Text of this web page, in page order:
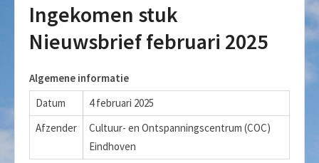
Ingekomen stuk
Nieuwsbrief februari 2025
Algemene informatie
Datum
4 februari 2025
Afzender
Cultuur- en Ontspanningscentrum (COC)
Eindhoven